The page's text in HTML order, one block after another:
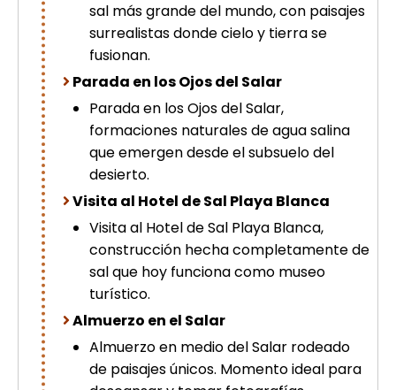
sal más grande del mundo, con paisajes
surrealistas donde cielo y tierra se
fusionan.
Parada en los Ojos del Salar
Parada en los Ojos del Salar,
formaciones naturales de agua salina
que emergen desde el subsuelo del
desierto.
Visita al Hotel de Sal Playa Blanca
Visita al Hotel de Sal Playa Blanca,
construcción hecha completamente de
sal que hoy funciona como museo
turístico.
Almuerzo en el Salar
Almuerzo en medio del Salar rodeado
de paisajes únicos. Momento ideal para